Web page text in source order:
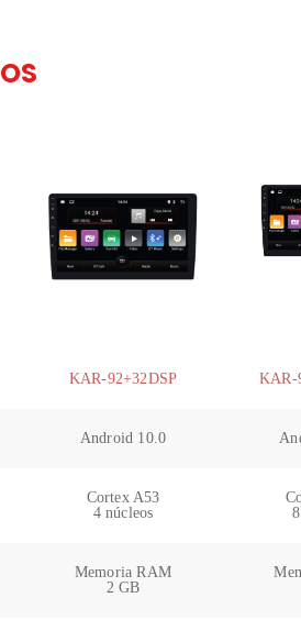
KAR-92+32DSP KAR-
Android 10.0
Cortex A53
4 núcleos
Memoria RAM
2 GB